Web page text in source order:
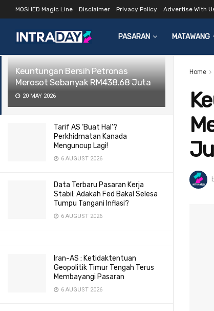
LATEST TRENDING Filter
Keuntungan Bersih Petronas
Merosot Sebanyak RM438.68 Juta
20 MAY 2026
Tarif AS ‘Buat Hal’?
Perkhidmatan Kanada
Menguncup Lagi!
6 AUGUST 2026
Data Terbaru Pasaran Kerja
Stabil: Adakah Fed Bakal Selesa
Tumpu Tangani Inflasi?
6 AUGUST 2026
Iran-AS : Ketidaktentuan
Geopolitik Timur Tengah Terus
Membayangi Pasaran
6 AUGUST 2026
MOSHED Magic Line Disclaimer Privacy Policy Advertise With
PASARAN MATAWANG
Home